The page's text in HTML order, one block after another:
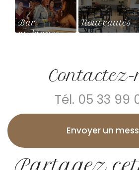
Bar
ambiance
Nouveautés
Contactez-
Tél. 05 33 99
Envoyer un